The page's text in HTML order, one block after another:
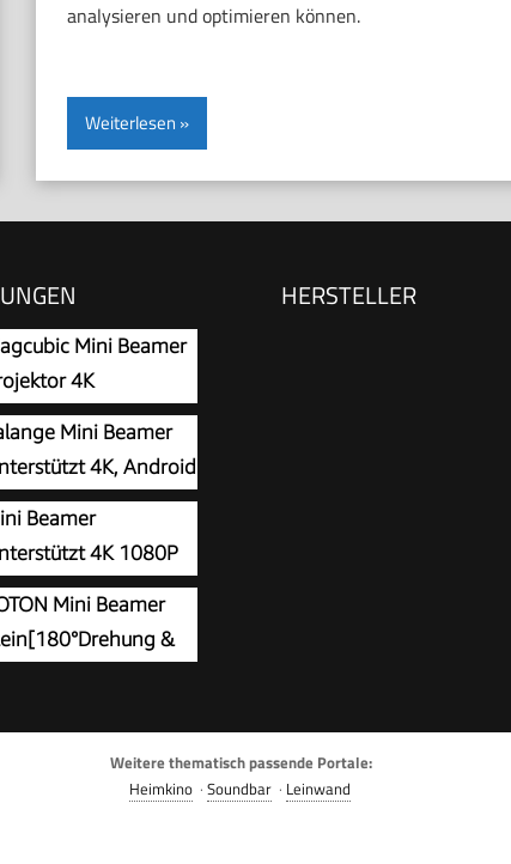
analysieren und optimieren können.
Weiterlesen
Mini Beamer
4K
Android 14,
Mini Beamer
4K, Android
mit Apps 5G WiFi 6
Beamer
4K 1080P
Neuer Tragbarer
5G WiFi 6 und BT
Klein Projektor mit
Weiß
Mini Beamer
&
HERSTELLER
Weitere thematisch passende Portale:
Heimkino· Soundbar· Leinwand